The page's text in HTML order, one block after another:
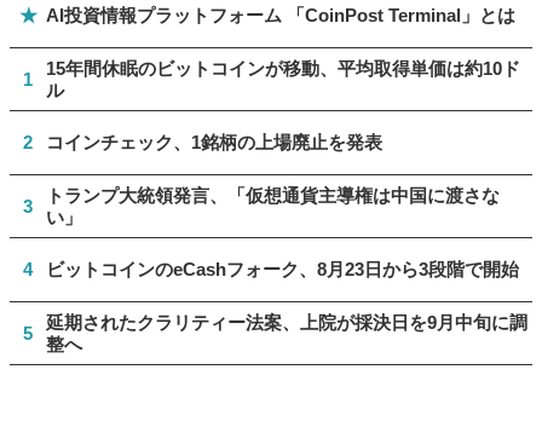
★ AI投資情報プラットフォーム 「CoinPost Terminal」とは
1
15年間休眠のビットコインが移動、平均取得単価は約10ド
ル
2 コインチェック、1銘柄の上場廃止を発表
3
トランプ大統領発言、「仮想通貨主導権は中国に渡さな
い」
4 ビットコインのeCashフォーク、8月23日から3段階で開始
5
延期されたクラリティー法案、上院が採決日を9月中旬に調
整へ